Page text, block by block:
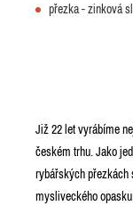
přezka - zinková
Již 22 let vyrábíme
českém trhu. Jako
rybářských přezkách
mysliveckého